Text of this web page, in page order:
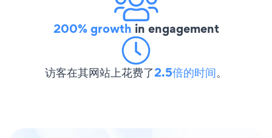
200% growth in engagement
访客在其网站上花费了2.5倍的时间。